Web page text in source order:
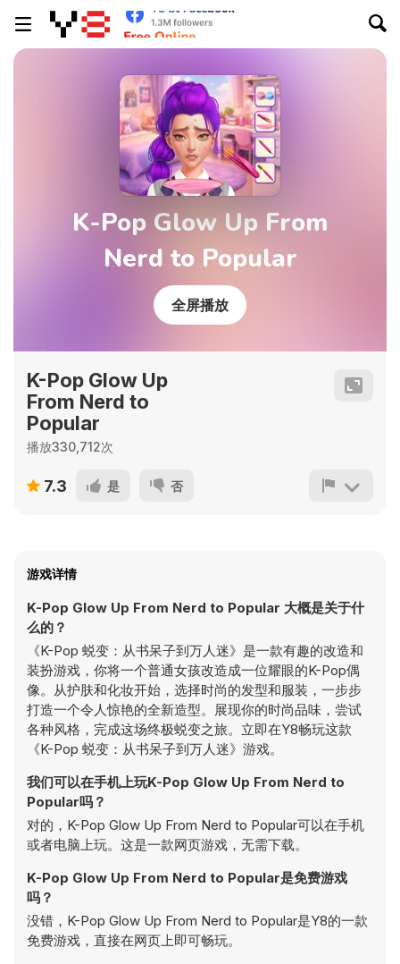
K-Pop Glow Up From
Nerd to Popular
全屏播放
K-Pop Glow Up
From Nerd to
Popular
播放330,712次
7.3 是 否
游戏详情
K-Pop Glow Up From Nerd to Popular 大概是关于什
么的？
《K-Pop 蜕变：从书呆子到万人迷》是一款有趣的改造和
装扮游戏，你将一个普通女孩改造成一位耀眼的K-Pop偶
像。从护肤和化妆开始，选择时尚的发型和服装，一步步
打造一个令人惊艳的全新造型。展现你的时尚品味，尝试
各种风格，完成这场终极蜕变之旅。立即在Y8畅玩这款
《K-Pop 蜕变：从书呆子到万人迷》游戏。
我们可以在手机上玩K-Pop Glow Up From Nerd to
Popular吗？
对的，K-Pop Glow Up From Nerd to Popular可以在手机
或者电脑上玩。这是一款网页游戏，无需下载。
K-Pop Glow Up From Nerd to Popular是免费游戏
吗？
没错，K-Pop Glow Up From Nerd to Popular是Y8的一款
免费游戏，直接在网页上即可畅玩。